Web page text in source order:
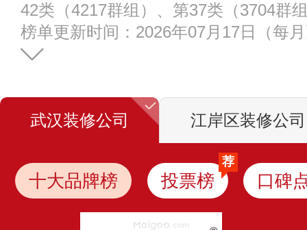
42类（4217群组）、第37类（3704群
榜单更新时间：2026年07月17日（每
武汉装修公司 江岸区装修公司
十大品牌榜 投票榜
荐
口碑